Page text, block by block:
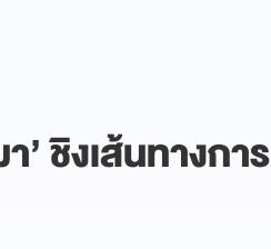
ชิงเส้นทางการ